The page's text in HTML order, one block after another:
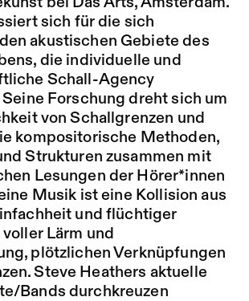
bei Das Arts, Amsterdam.
sich für die sich
akustischen Gebiete des
die individuelle und
Schall-Agency
Forschung dreht sich um
von Schallgrenzen und
kompositorische Methoden,
Strukturen zusammen mit
Lesungen der Hörer*innen
Musik ist eine Kollision aus
und flüchtiger
Lärm und
plötzlichen Verknüpfungen
Steve Heathers aktuelle
Bands durchkreuzen